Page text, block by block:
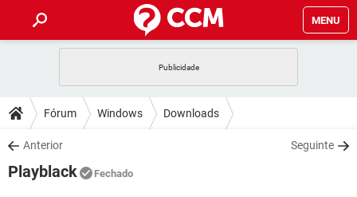
MENU
CELULAR FACEBOOK
OUTLOOK
INSTAGRAM
DICAS
JOGOS WHATSAPP
DOWNLOADS
JOGOS
FÓRUM
Fórum Windows Downloads
Anterior Seguinte
Playblack Fechado